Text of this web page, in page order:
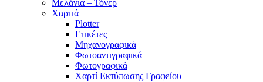
Μελάνια – Τόνερ
Χαρτιά
Plotter
Ετικέτες
Μηχανογραφικά
Φωτοαντιγραφικά
Φωτογραφικά
Χαρτί Εκτύπωσης Γραφείου